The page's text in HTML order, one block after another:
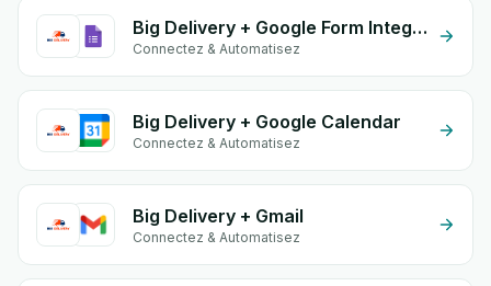
Big Delivery + Google Form Integration
Connectez & Automatisez
Big Delivery + Google Calendar
Connectez & Automatisez
Big Delivery + Gmail
Connectez & Automatisez